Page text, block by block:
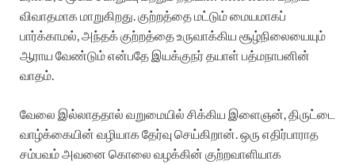
விவாதமாக மாறுகிறது. குற்றத்தை மட்டும் மையமாகப்
பார்க்காமல், அந்தக் குற்றத்தை உருவாக்கிய சூழ்நிலையையும்
ஆராய வேண்டும் என்பதே இயக்குநர் தயாள் பத்மநாபனின்
வாதம்.
வேலை இல்லாததால் வறுமையில் சிக்கிய இளைஞன், திருட்டை
வாழ்க்கையின் வழியாக தேர்வு செய்கிறான். ஒரு எதிர்பாராத
சம்பவம் அவனை கொலை வழக்கின் குற்றவாளியாக